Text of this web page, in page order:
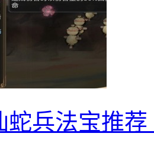
蛇兵法宝推